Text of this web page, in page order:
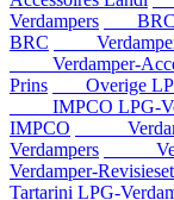
Verdampers
BRC
BRC
Verdamper-
Verdamper-
Prins
Overige
IMPCO LPG-
IMPCO
Verdampers
Verdamper-
Tartarini LPG-